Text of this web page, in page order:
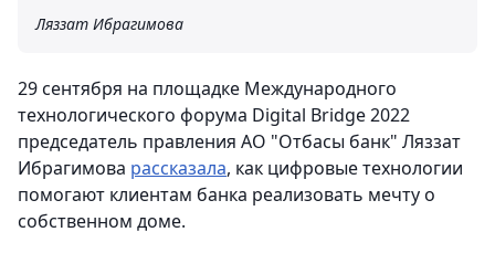
Ляззат Ибрагимова
29 сентября на площадке Международного
технологического форума Digital Bridge 2022
председатель правления АО "Отбасы банк" Ляззат
Ибрагимова рассказала, как цифровые технологии
помогают клиентам банка реализовать мечту о
собственном доме.